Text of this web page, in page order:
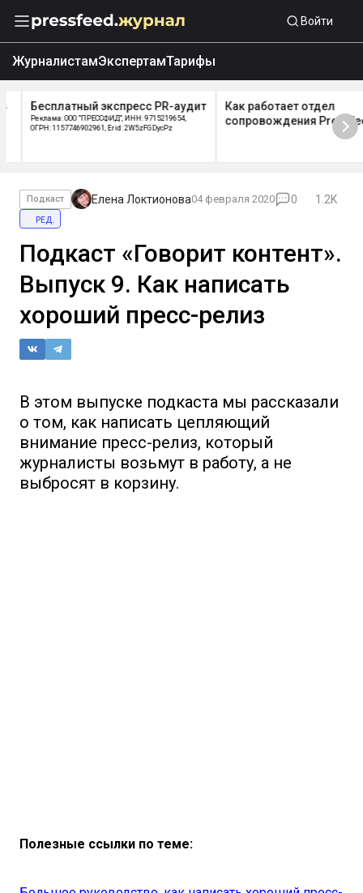
Войти
ЖурналистамЭкспертамТарифы
Бесплатный экспресс PR-аудит
Реклама: ООО "ПРЕССФИД", ИНН: 9715219654,
ОГРН: 1157746902961, Erid: 2W5zFGDycPz
Как работает отдел
сопровождения Pressfeed
Подкаст Елена Локтионова04 февраля 2020 0
1.2K
ред.
Подкаст «Говорит контент».
Выпуск 9. Как написать
хороший пресс-релиз
В этом выпуске подкаста мы рассказали
о том, как написать цепляющий
внимание пресс-релиз, который
журналисты возьмут в работу, а не
выбросят в корзину.
Полезные ссылки по теме: